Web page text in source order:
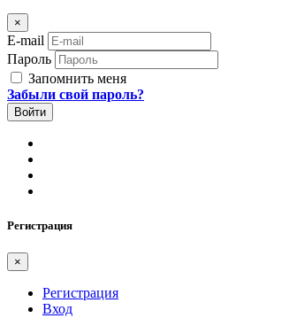
×
E-mail
Пароль
Запомнить меня
Забыли свой пароль?
Регистрация
×
Регистрация
Вход